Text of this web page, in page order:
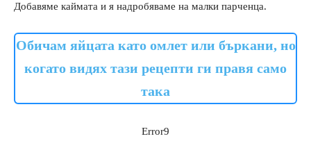
Добавяме каймата и я надробяваме на малки парченца.
Обичам яйцата като омлет или бъркани, но
когато видях тази рецепти ги правя само
така
Error9